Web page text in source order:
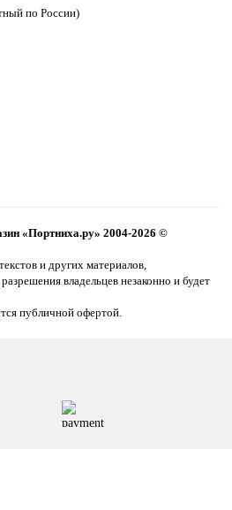
по России)
«Портниха.ру» 2004-2026 ©
и других материалов,
владельцев незаконно и будет
публичной офертой.